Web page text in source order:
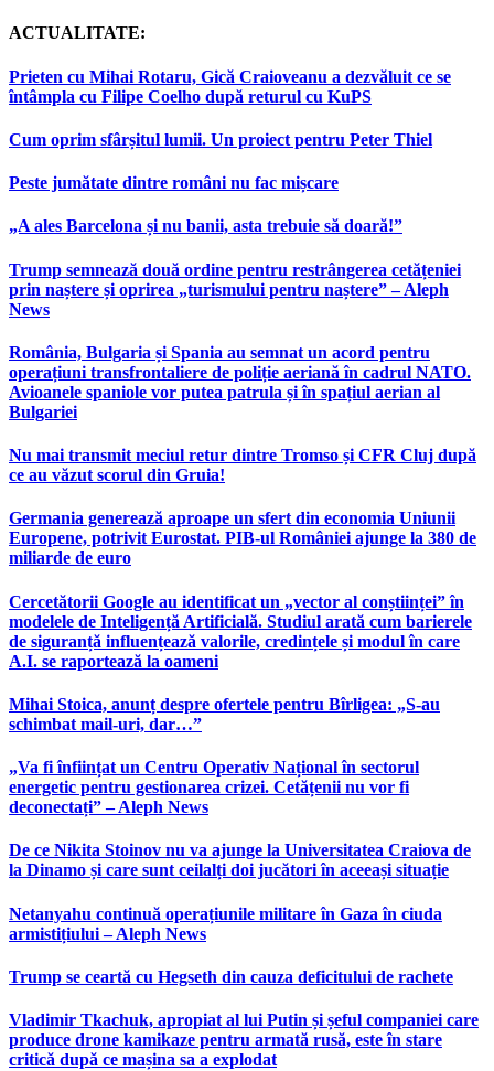
ACTUALITATE:
Prieten cu Mihai Rotaru, Gică Craioveanu a dezvăluit ce se
întâmpla cu Filipe Coelho după returul cu KuPS
Cum oprim sfârșitul lumii. Un proiect pentru Peter Thiel
Peste jumătate dintre români nu fac mișcare
„A ales Barcelona și nu banii, asta trebuie să doară!”
Trump semnează două ordine pentru restrângerea cetățeniei
prin naștere și oprirea „turismului pentru naștere” – Aleph
News
România, Bulgaria și Spania au semnat un acord pentru
operațiuni transfrontaliere de poliție aeriană în cadrul NATO.
Avioanele spaniole vor putea patrula și în spațiul aerian al
Bulgariei
Nu mai transmit meciul retur dintre Tromso și CFR Cluj după
ce au văzut scorul din Gruia!
Germania generează aproape un sfert din economia Uniunii
Europene, potrivit Eurostat. PIB-ul României ajunge la 380 de
miliarde de euro
Cercetătorii Google au identificat un „vector al conștiinței” în
modelele de Inteligență Artificială. Studiul arată cum barierele
de siguranță influențează valorile, credințele și modul în care
A.I. se raportează la oameni
Mihai Stoica, anunț despre ofertele pentru Bîrligea: „S-au
schimbat mail-uri, dar…”
„Va fi înființat un Centru Operativ Național în sectorul
energetic pentru gestionarea crizei. Cetățenii nu vor fi
deconectați” – Aleph News
De ce Nikita Stoinov nu va ajunge la Universitatea Craiova de
la Dinamo și care sunt ceilalți doi jucători în aceeași situație
Netanyahu continuă operațiunile militare în Gaza în ciuda
armistițiului – Aleph News
Trump se ceartă cu Hegseth din cauza deficitului de rachete
Vladimir Tkachuk, apropiat al lui Putin și șeful companiei care
produce drone kamikaze pentru armată rusă, este în stare
critică după ce mașina sa a explodat